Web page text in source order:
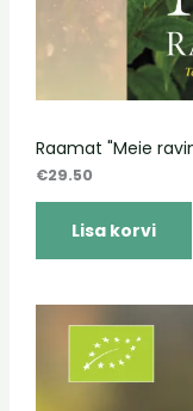
Raamat "Meie
€29.50
Lisa korvi